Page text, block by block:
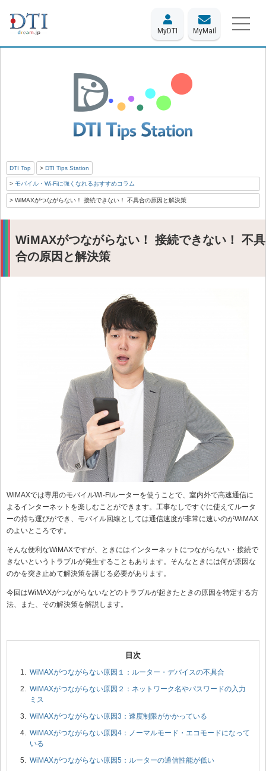
MyDTI MyMail
DTI Top DTI Tips Station
モバイル・Wi-Fiに強くなれるおすすめコラム
WiMAXがつながらない！ 接続できない！ 不具合の原因と解決策
WiMAXがつながらない！ 接続できない！ 不具
合の原因と解決策
WiMAXでは専用のモバイルWi-Fiルーターを使うことで、室内外で高速通信に
よるインターネットを楽しむことができます。工事なしですぐに使えてルータ
ーの持ち運びができ、モバイル回線としては通信速度が非常に速いのがWiMAX
のよいところです。
そんな便利なWiMAXですが、ときにはインターネットにつながらない・接続で
きないというトラブルが発生することもあります。そんなときには何が原因な
のかを突き止めて解決策を講じる必要があります。
今回はWiMAXがつながらないなどのトラブルが起きたときの原因を特定する方
法、また、その解決策を解説します。
WiMAXがつながらない原因１：ルーター・デバイスの不具合
WiMAXがつながらない原因２：ネットワーク名やパスワードの入力
ミス
WiMAXがつながらない原因3：速度制限がかかっている
WiMAXがつながらない原因4：ノーマルモード・エコモードになって
いる
WiMAXがつながらない原因5：ルーターの通信性能が低い